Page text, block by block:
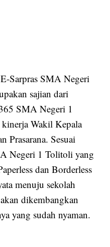
Sarpras SMA Negeri
sajian dari
SMA Negeri 1
Wakil Kepala
Prasarana. Sesuai
Negeri 1 Tolitoli yang
dan Borderless
menuju sekolah
dikembangkan
yang sudah nyaman.